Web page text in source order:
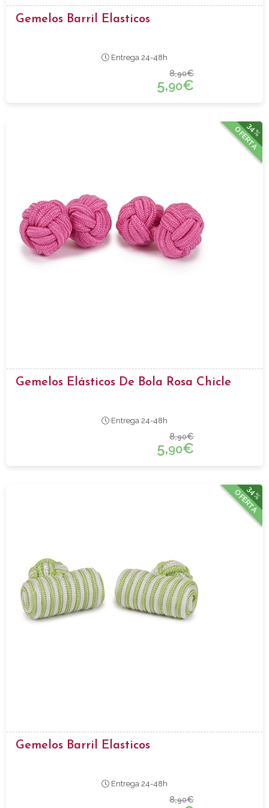
Gemelos Barril Elasticos
Entrega 24-48h
8,90€
5,90€
34%
OFERTA
Gemelos Elásticos De Bola Rosa Chicle
Entrega 24-48h
8,90€
5,90€
34%
OFERTA
Gemelos Barril Elasticos
Entrega 24-48h
8,90€